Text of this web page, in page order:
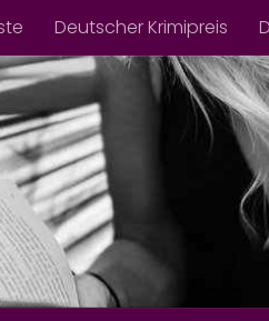
Deutscher Krimipreis